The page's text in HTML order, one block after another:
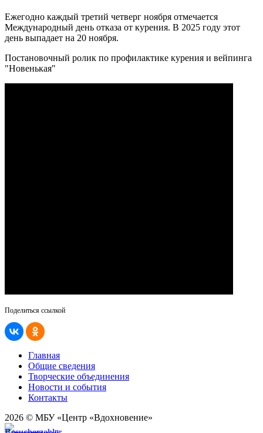
Ежегодно каждый третий четверг ноября отмечается
Международный день отказа от курения. В 2025 году этот
день выпадает на 20 ноября.
Постановочный ролик по профилактике курения и вейпинга
"Новенькая"
Поделиться ссылкой
Главная
Общие сведения
Творческие объединения
Новости и события
Контакты
2026 © МБУ «Центр «Вдохновение»